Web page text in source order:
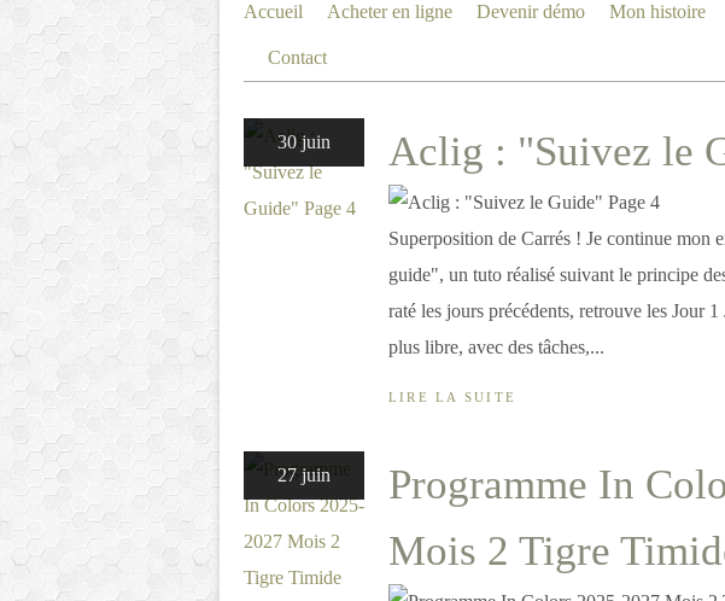
Accueil Acheter en ligne Devenir démo Mon histoire
Contact
30 juin Aclig : "Suivez le
Superposition de Carrés ! Je continue mon
guide", un tuto réalisé suivant le principe
raté les jours précédents, retrouve les Jour
plus libre, avec des tâches,...
LIRE LA SUITE
27 juin
Programme In
Mois 2 Tigre